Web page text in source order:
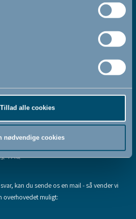
Tillad alle cookies
nødvendige cookies
Cookiepolitik
Tilmeld
du søgte, eller har du flere spørgsmål til
FAQ
kan du sende os en mail - så vender vi
overhovedet muligt: